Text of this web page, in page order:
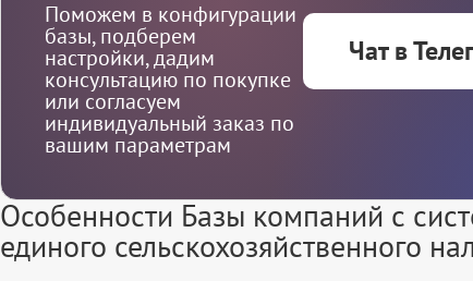
Поможем в конфигурации
базы, подберем
настройки, дадим
консультацию по покупке
или согласуем
индивидуальный заказ по
вашим параметрам
Чат в
Особенности Базы компаний с
единого сельскохозяйственного